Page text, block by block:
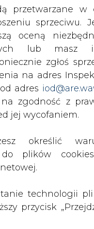
sprzeciwu.
oceną
lub masz
zgłoś
na adres
adres
zgodność z
jej wycofaniem.
do plików
przycisk
wyślij
postaci newslettera
informacje o